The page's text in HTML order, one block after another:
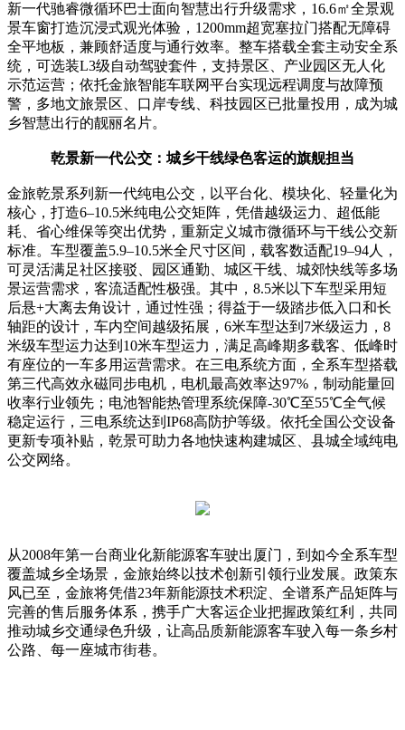
新一代驰睿微循环巴士面向智慧出行升级需求，16.6㎡全景观
景车窗打造沉浸式观光体验，1200mm超宽塞拉门搭配无障碍
全平地板，兼顾舒适度与通行效率。整车搭载全套主动安全系
统，可选装L3级自动驾驶套件，支持景区、产业园区无人化
示范运营；依托金旅智能车联网平台实现远程调度与故障预
警，多地文旅景区、口岸专线、科技园区已批量投用，成为城
乡智慧出行的靓丽名片。
乾景新一代公交：城乡干线绿色客运的旗舰担当
金旅乾景系列新一代纯电公交，以平台化、模块化、轻量化为
核心，打造6–10.5米纯电公交矩阵，凭借越级运力、超低能
耗、省心维保等突出优势，重新定义城市微循环与干线公交新
标准。车型覆盖5.9–10.5米全尺寸区间，载客数适配19–94人，
可灵活满足社区接驳、园区通勤、城区干线、城郊快线等多场
景运营需求，客流适配性极强。其中，8.5米以下车型采用短
后悬+大离去角设计，通过性强；得益于一级踏步低入口和长
轴距的设计，车内空间越级拓展，6米车型达到7米级运力，8
米级车型运力达到10米车型运力，满足高峰期多载客、低峰时
有座位的一车多用运营需求。在三电系统方面，全系车型搭载
第三代高效永磁同步电机，电机最高效率达97%，制动能量回
收率行业领先；电池智能热管理系统保障-30℃至55℃全气候
稳定运行，三电系统达到IP68高防护等级。依托全国公交设备
更新专项补贴，乾景可助力各地快速构建城区、县城全域纯电
公交网络。
从2008年第一台商业化新能源客车驶出厦门，到如今全系车型
覆盖城乡全场景，金旅始终以技术创新引领行业发展。政策东
风已至，金旅将凭借23年新能源技术积淀、全谱系产品矩阵与
完善的售后服务体系，携手广大客运企业把握政策红利，共同
推动城乡交通绿色升级，让高品质新能源客车驶入每一条乡村
公路、每一座城市街巷。